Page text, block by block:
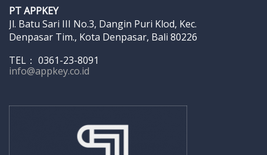
PT APPKEY
Jl. Batu Sari III No.3, Dangin Puri Klod, Kec.
Denpasar Tim., Kota Denpasar, Bali 80226
TEL： 0361-23-8091
info@appkey.co.id